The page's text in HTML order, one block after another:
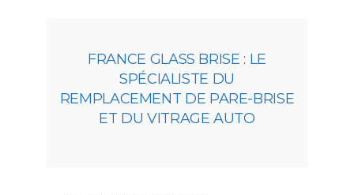
FRANCE GLASS BRISE : LE
SPÉCIALISTE DU
REMPLACEMENT DE PARE-BRISE
ET DU VITRAGE AUTO